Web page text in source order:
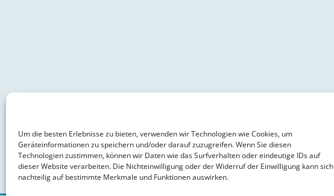
Um die besten Erlebnisse zu bieten, verwenden wir Technologien wie Cookies, um
Geräteinformationen zu speichern und/oder darauf zuzugreifen. Wenn Sie diesen
Technologien zustimmen, können wir Daten wie das Surfverhalten oder eindeutige IDs auf
dieser Website verarbeiten. Die Nichteinwilligung oder der Widerruf der Einwilligung kann sich
nachteilig auf bestimmte Merkmale und Funktionen auswirken.